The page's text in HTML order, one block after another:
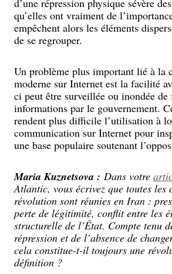
qu’elles ont vraiment de
empêchent alors les éléments
de se regrouper.
Un problème plus important lié à la
moderne sur Internet est la facilité
ci peut être surveillée ou inondée de
informations par le gouvernement.
rendent plus difficile l’utilisation à
communication sur Internet pour
une base populaire soutenant
Maria Kuznetsova : Dans votre
Atlantic, vous écrivez que toutes les
révolution sont réunies en Iran :
perte de légitimité, conflit entre les
structurelle de l’État. Compte tenu
répression et de l’absence de
cela constitue-t-il toujours une
définition ?